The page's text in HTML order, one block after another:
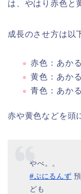
は、やはり赤色と
成長のさせ方は以
赤色：あか
黄色：あか
青色：あか
赤や黄色などを頭
やべ。。
#ぷにるんず
ども